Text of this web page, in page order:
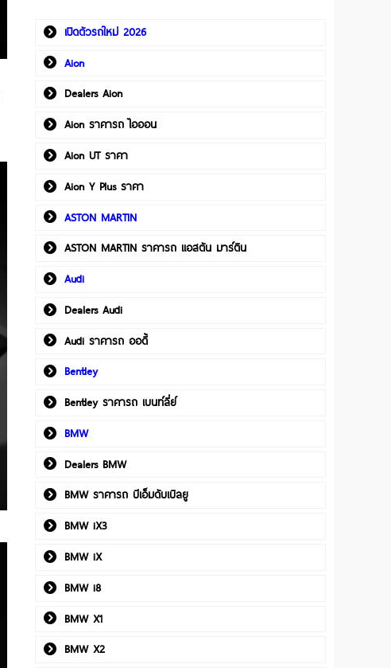
เปิดตัวรถใหม่ 2026
Aion
Dealers Aion
Aion ราคารถ ไอออน
Aion UT ราคา
Aion Y Plus ราคา
ASTON MARTIN
ASTON MARTIN ราคารถ แอสตัน มาร์ติน
Audi
Dealers Audi
Audi ราคารถ ออดี้
Bentley
Bentley ราคารถ เบนท์ลี่ย์
BMW
Dealers BMW
BMW ราคารถ บีเอ็มดับเบิลยู
BMW iX3
BMW iX
BMW i8
BMW X1
BMW X2